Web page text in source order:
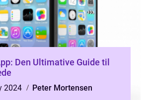
Den Ultimative Guide til
2024
Peter Mortensen